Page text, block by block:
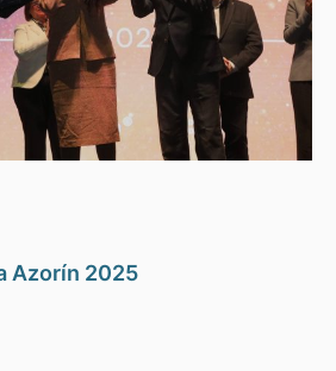
Azorín 2025